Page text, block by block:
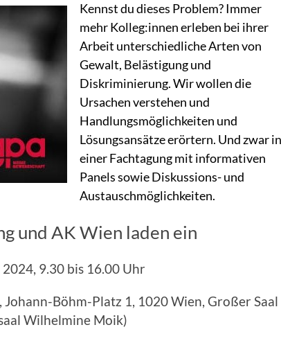
Kennst du dieses Problem? Immer
mehr Kolleg:innen erleben bei ihrer
Arbeit unterschiedliche Arten von
Gewalt, Belästigung und
Diskriminierung. Wir wollen die
Ursachen verstehen und
Handlungsmöglichkeiten und
Lösungsansätze erörtern. Und zwar in
einer Fachtagung mit informativen
Panels sowie Diskussions- und
Austauschmöglichkeiten.
und AK Wien laden ein
9.30 bis 16.00 Uhr
Böhm-Platz 1, 1020 Wien, Großer Saal
Wilhelmine Moik)